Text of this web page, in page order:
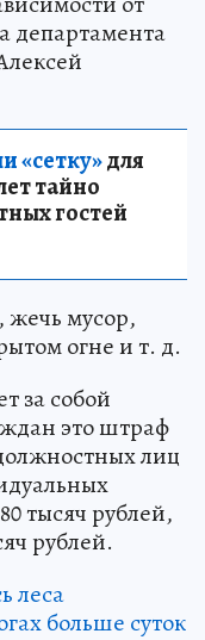
департамента
«сетку»для
тайно
гостей
жечь мусор,
огне и т. д.
за собой
это штраф
лиц
тысяч рублей,
рублей.
леса
больше суток